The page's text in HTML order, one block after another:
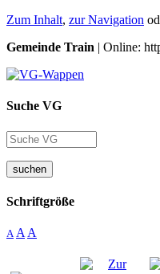
Zum Inhalt, zur Navigation
Gemeinde Train | Online:
Suche VG
suchen
Schriftgröße
A A A